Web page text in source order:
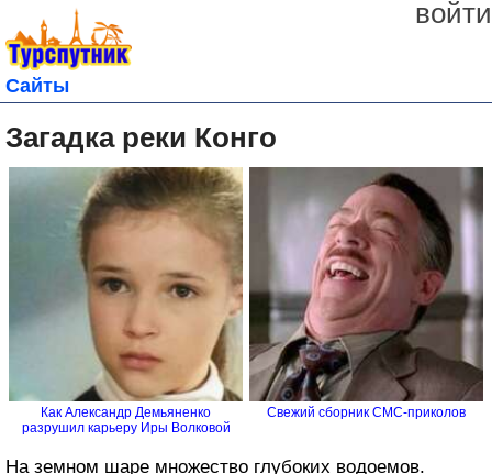
войти
Сайты
Загадка реки Конго
Как Александр Демьяненко
разрушил карьеру Иры Волковой
Свежий сборник СМС-приколов
На земном шаре множество глубоких водоемов.